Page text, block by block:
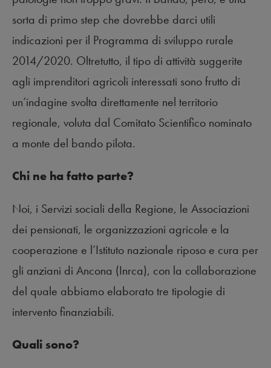
sorta di primo step che dovrebbe darci utili
indicazioni per il Programma di sviluppo rurale
2014/2020. Oltretutto, il tipo di attività suggerite
agli imprenditori agricoli interessati sono frutto di
un’indagine svolta direttamente nel territorio
regionale, voluta dal Comitato Scientifico nominato
a monte del bando pilota.
Chi ne ha fatto parte?
Noi, i Servizi sociali della Regione, le Associazioni
dei pensionati, le organizzazioni agricole e la
cooperazione e l’Istituto nazionale riposo e cura per
gli anziani di Ancona (Inrca), con la collaborazione
del quale abbiamo elaborato tre tipologie di
intervento finanziabili.
Quali sono?